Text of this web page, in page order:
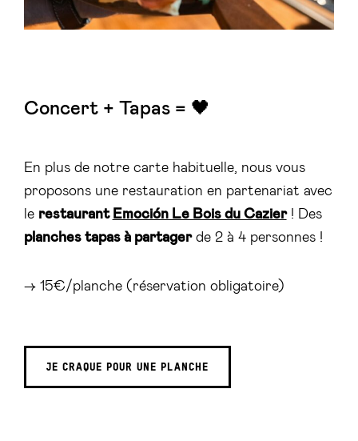
Concert + Tapas = 🖤
En plus de notre carte habituelle, nous vous
proposons une restauration en partenariat avec
le restaurantEmoción Le Bois du Cazier! Des
planches tapas à partagerde 2 à 4 personnes !
→ 15€/planche (réservation obligatoire)
JE CRAQUE POUR UNE PLANCHE